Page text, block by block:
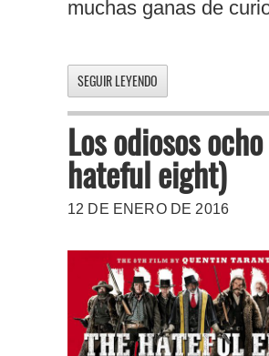
muchas ganas de
SEGUIR LEYENDO
Los odiosos
hateful eight)
12 DE ENERO DE 2016